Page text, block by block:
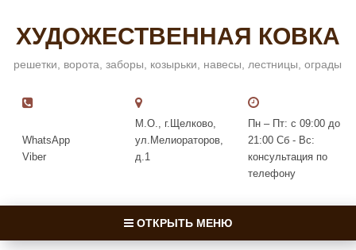
ХУДОЖЕСТВЕННАЯ КОВКА
решетки, ворота, заборы, козырьки, навесы, лестницы, ограды
Пн – Пт: с 09:00 до
21:00 Сб - Вс:
консультация по
телефону
М.О., г.Щелково,
ул.Мелиораторов,
д.1
WhatsApp
Viber
ОТКРЫТЬ МЕНЮ